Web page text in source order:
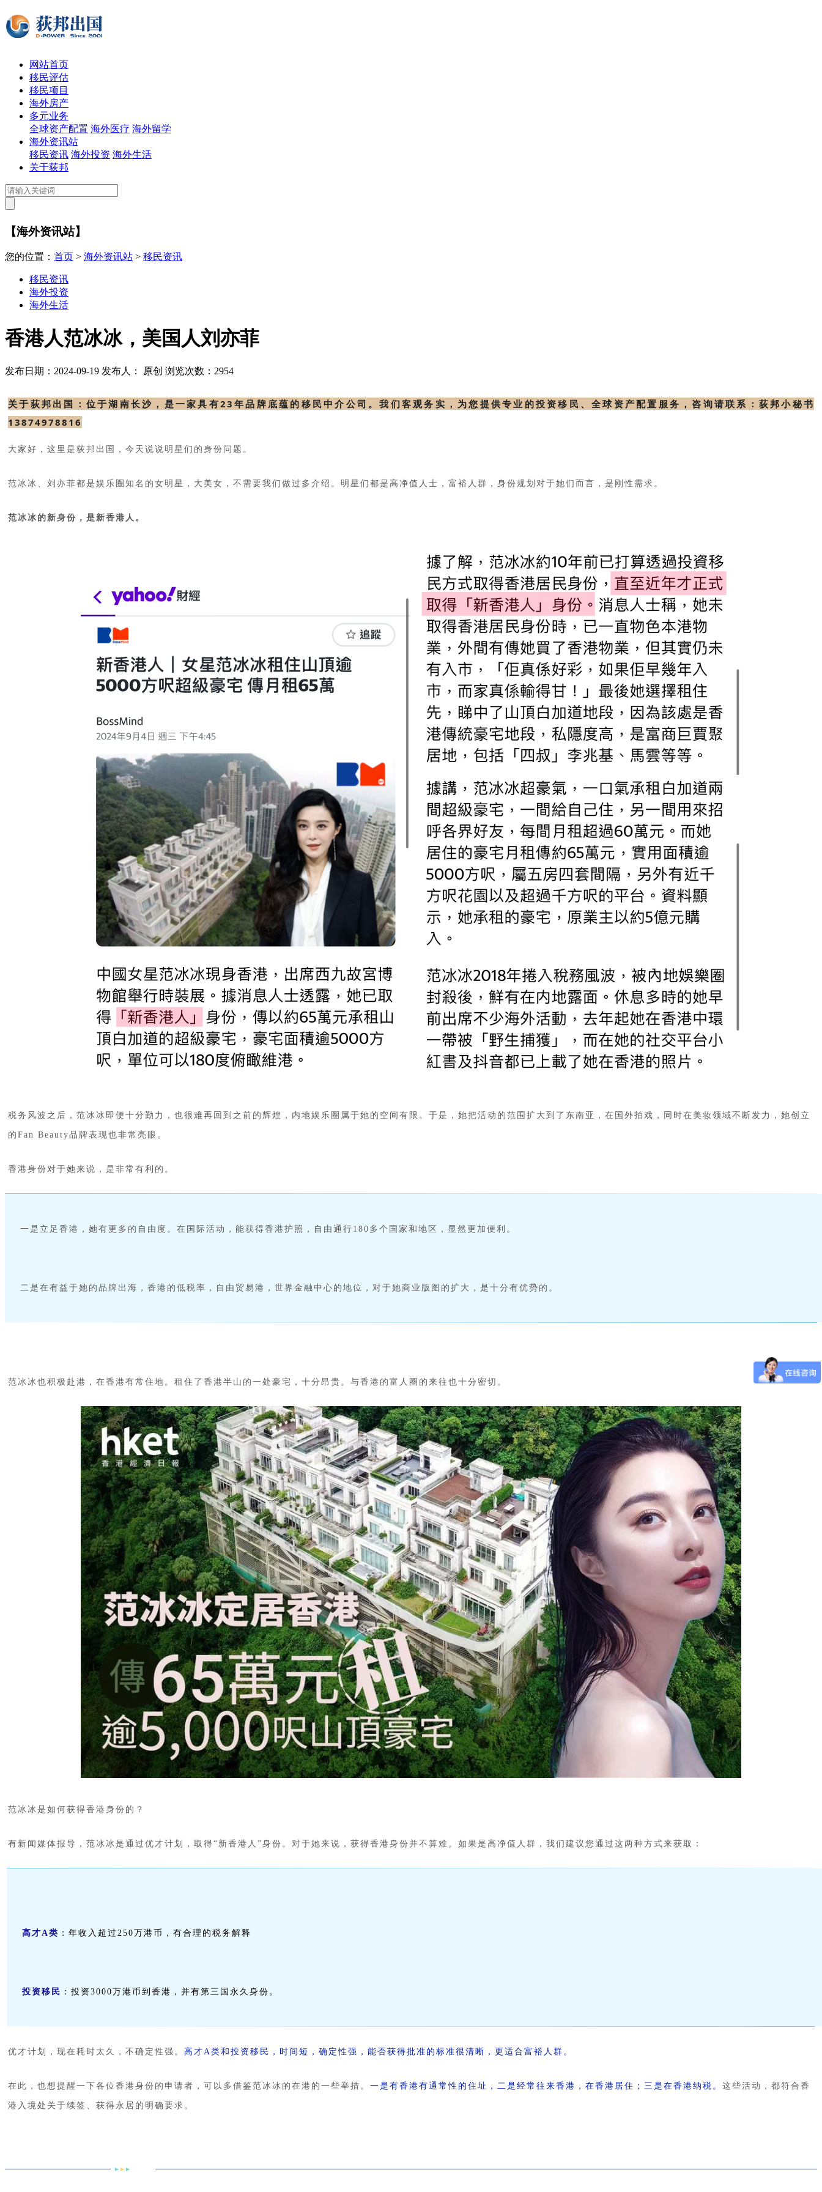
网站首页
移民评估
移民项目
海外房产
多元业务
全球资产配置 海外医疗 海外留学
海外资讯站
移民资讯 海外投资 海外生活
关于荻邦
【海外资讯站】
您的位置： 首页 > 海外资讯站 > 移民资讯
移民资讯
海外投资
海外生活
香港人范冰冰，美国人刘亦菲
发布日期：2024-09-19 发布人： 原创 浏览次数：2954
关于荻邦出国：位于湖南长沙，是一家具有23年品牌底蕴的移民中介公司。我们客观务实，为您提供专业的投资移民、全球资产配置服务，咨询请联系：荻邦小秘书
13874978816
大家好，这里是荻邦出国，今天说说明星们的身份问题。
范冰冰、刘亦菲都是娱乐圈知名的女明星，大美女，不需要我们做过多介绍。明星们都是高净值人士，富裕人群，身份规划对于她们而言，是刚性需求。
范冰冰的新身份，是新香港人。
税务风波之后，范冰冰即便十分勤力，也很难再回到之前的辉煌，内地娱乐圈属于她的空间有限。于是，她把活动的范围扩大到了东南亚，在国外拍戏，同时在美妆领域不断发力，她创立
的Fan Beauty品牌表现也非常亮眼。
香港身份对于她来说，是非常有利的。
一是立足香港，她有更多的自由度。在国际活动，能获得香港护照，自由通行180多个国家和地区，显然更加便利。
二是在有益于她的品牌出海，香港的低税率，自由贸易港，世界金融中心的地位，对于她商业版图的扩大，是十分有优势的。
范冰冰也积极赴港，在香港有常住地。租住了香港半山的一处豪宅，十分昂贵。与香港的富人圈的来往也十分密切。
范冰冰是如何获得香港身份的？
有新闻媒体报导，范冰冰是通过优才计划，取得“新香港人”身份。对于她来说，获得香港身份并不算难。如果是高净值人群，我们建议您通过这两种方式来获取：
高才A类 ：年收入超过250万港币，有合理的税务解释
投资移民 ：投资3000万港币到香港，并有第三国永久身份。
优才计划，现在耗时太久，不确定性强。 高才A类和投资移民，时间短，确定性强，能否获得批准的标准很清晰，更适合富裕人群。
在此，也想提醒一下各位香港身份的申请者，可以多借鉴范冰冰的在港的一些举措。 一是有香港有通常性的住址，二是经常往来香港，在香港居住；三是在香港纳税。 这些活动，都符合香
港入境处关于续签、获得永居的明确要求。